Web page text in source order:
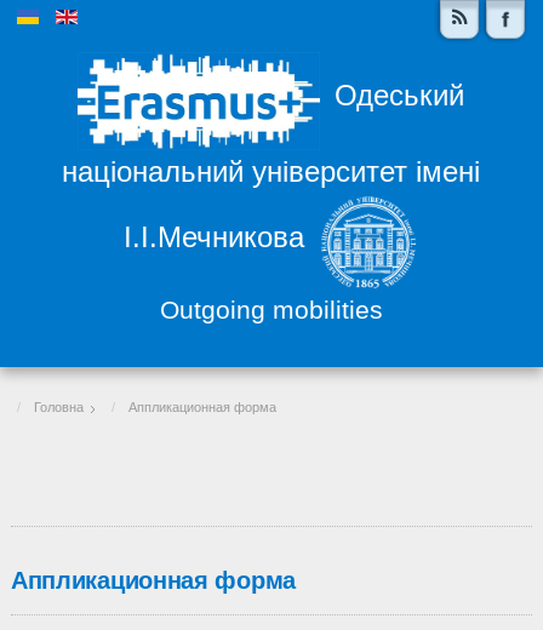
Одеський
національний університет імені
І.І.Мечникова
Outgoing mobilities
Головна Аппликационная форма
Аппликационная форма